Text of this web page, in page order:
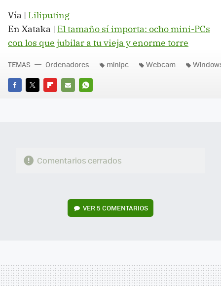
Vía | Liliputing
En Xataka | El tamaño sí importa: ocho mini-PCs
con los que jubilar a tu vieja y enorme torre
FACEBOOK
TWITTERFLIPBOARD
E-
WHATSAPP
TEMAS Ordenadores minipc Webcam
Comentarios cerrados
VER5 COMENTARIOS